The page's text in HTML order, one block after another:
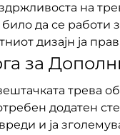
на
да се
дизајн ја
за
трева
додатен
и ја